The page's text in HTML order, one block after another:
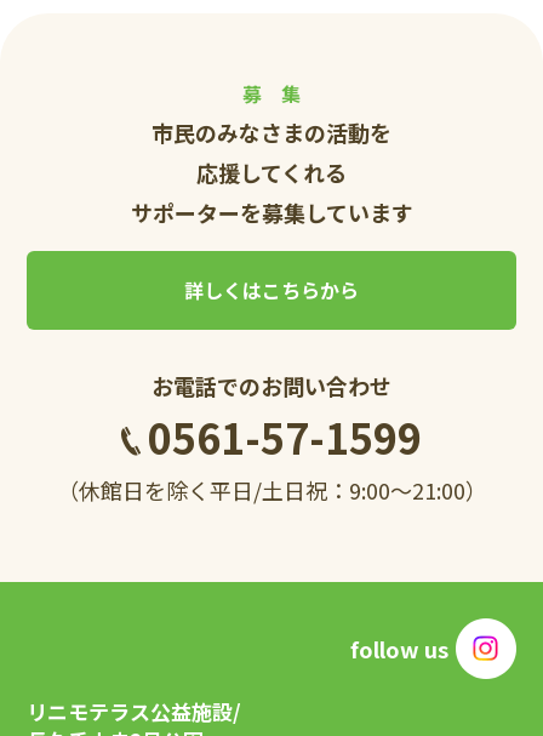
募 集
市民のみなさまの活動を
応援してくれる
サポーターを募集しています
詳しくはこちらから
お電話でのお問い合わせ
0561-57-1599
（休館日を除く平日/土日祝：9:00～21:00）
follow us
リニモテラス公益施設/